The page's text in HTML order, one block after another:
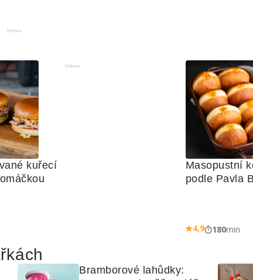
Reklama
kuřecí
Reklama
Masopustní
podle Pavla
4,9 180min
Bramborové lahůdky: